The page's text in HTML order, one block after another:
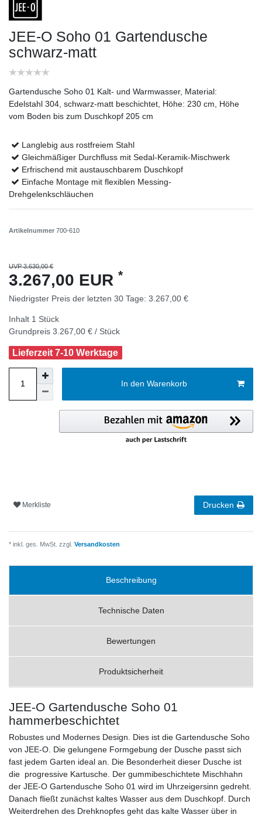
JEE-O Soho 01 Gartendusche
schwarz-matt
Gartendusche Soho 01 Kalt- und Warmwasser, Material:
Edelstahl 304, schwarz-matt beschichtet, Höhe: 230 cm, Höhe
vom Boden bis zum Duschkopf 205 cm
Langlebig aus rostfreiem Stahl
Gleichmäßiger Durchfluss mit Sedal-Keramik-Mischwerk
Erfrischend mit austauschbarem Duschkopf
Einfache Montage mit flexiblen Messing-
Drehgelenkschläuchen
Artikelnummer 700-610
UVP 3.630,00 €
3.267,00 EUR *
Niedrigster Preis der letzten 30 Tage: 3.267,00 €
Inhalt 1 Stück
Grundpreis 3.267,00 € / Stück
Lieferzeit 7-10 Werktage
In den Warenkorb
Merkliste Drucken
* inkl. ges. MwSt. zzgl. Versandkosten
Beschreibung
Technische Daten
Bewertungen
Produktsicherheit
JEE-O Gartendusche Soho 01
hammerbeschichtet
Robustes und Modernes Design. Dies ist die Gartendusche Soho
von JEE-O. Die gelungene Formgebung der Dusche passt sich
fast jedem Garten ideal an. Die Besonderheit dieser Dusche ist
die progressive Kartusche. Der gummibeschichtete Mischhahn
der JEE-O Gartendusche Soho 01 wird im Uhrzeigersinn gedreht.
Danach fließt zunächst kaltes Wasser aus dem Duschkopf. Durch
Weiterdrehen des Drehknopfes geht das kalte Wasser über in